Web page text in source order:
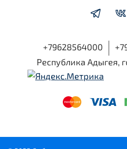
+79628564000
Республика Адыгея,